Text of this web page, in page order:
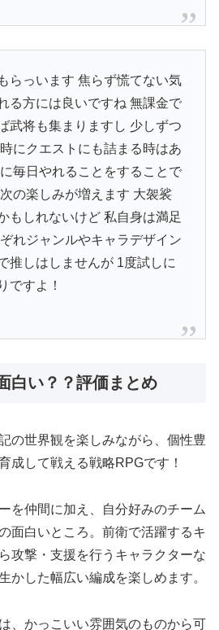
らっいます 焦らず慌てない気
る方には良いですね 無課金で
武将も集まりますし 少しずつ
にクエストにも詰まる時はあ
毎日やれることをすることで
の楽しみが増えます 大袈裟
もしれないけど 私自身は満足
れジャンルやキャラデザイン
推しはしませんが 1度試しに
ですよ！
白い？？評価まとめ
の世界観を楽しみながら、個性豊
成して戦える戦略RPGです！
を仲間に加え、自分好みのチーム
面白いところ。前衛で活躍するキ
攻撃・支援を行うキャラクターな
かした幅広い編成を楽しめます。
、かっこいい雰囲気のものから可